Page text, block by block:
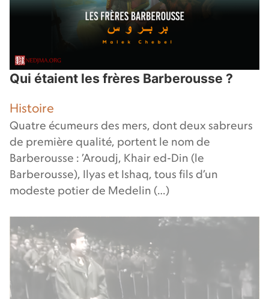
Qui étaient les frères Barberousse ?
Histoire
Quatre écumeurs des mers, dont deux sabreurs
de première qualité, portent le nom de
Barberousse : ’Aroudj, Khair ed-Din (le
Barberousse), Ilyas et Ishaq, tous fils d’un
modeste potier de Medelin (…)